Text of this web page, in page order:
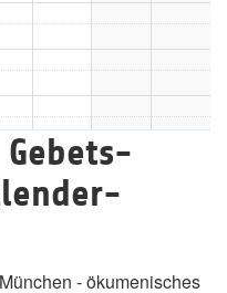
- ökumenisches